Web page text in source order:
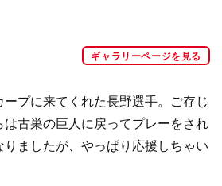
ギャラリーページを見る
プに来てくれた長野選手。ご存じ
古巣の巨人に戻ってプレーをされ
りましたが、やっぱり応援しちゃい